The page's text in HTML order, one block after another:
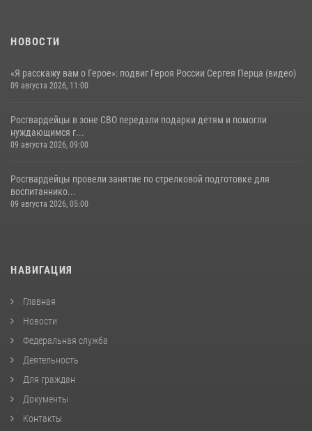
НОВОСТИ
«Я расскажу вам о Герое»: подвиг Героя России Сергея Перца (видео)
09 августа 2026, 11:00
Росгвардейцы в зоне СВО передали подарки детям и помогли
нуждающимся г...
09 августа 2026, 09:00
Росгвардейцы провели занятие по стрелковой подготовке для
воспитаннико...
09 августа 2026, 05:00
НАВИГАЦИЯ
Главная
Новости
Федеральная служба
Деятельность
Для граждан
Документы
Контакты